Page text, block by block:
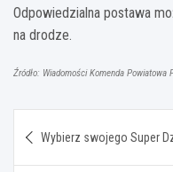
Odpowiedzialna postawa
na drodze.
Źródło: Wiadomości Komenda Powiatowa
wpisu
Wybierz swojego Super